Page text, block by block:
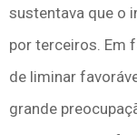
sustentava que o
por terceiros. Em
de liminar
grande